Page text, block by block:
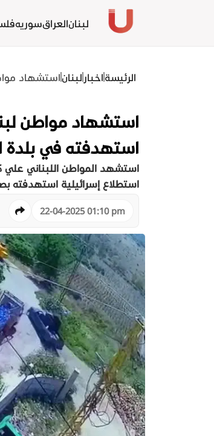
لبنانالعراقسوريه
الرئيسةاخبار لبناناستشهاد
استشهاد مواطن
استهدفته في بلدة
استشهد المواطن اللبناني علي
استطلاع إسرائيلية استهدفته
22-04-2025 01:10 pm